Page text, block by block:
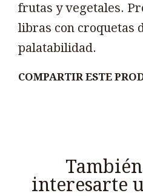
frutas y vegetales.
libras con croquetas
palatabilidad.
COMPARTIR ESTE
interesarte